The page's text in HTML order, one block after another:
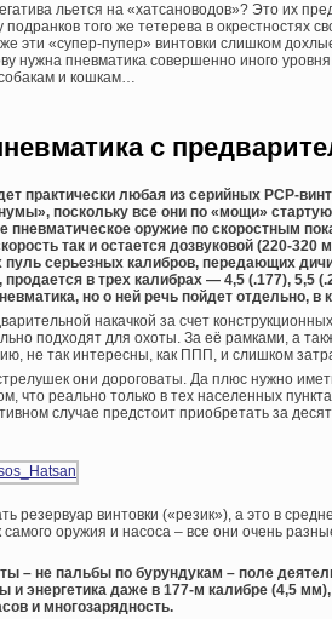
льется на «хатсановодов»? Это их
подранков того же тетерева в окрестностях
эти «супер-пупер» винтовки слишком
нужна пневматика совершенно иного
и кошкам…
с
практически любая из серийных PCP-
поскольку все они по «мощи»
пневматическое оружие по скоростным
так и остается дозвуковой (220-320
серьезных калибров, передающих
продается в трех калибрах — 4,5 (.177), 5,5
но о ней речь пойдет отдельно, в
накачкой за счет
подходят для охоты. За её рамками, а
не так интересны, как ППП, и слишком
они дороговаты. Да плюс нужно
что реально только в тех населенных
случае предстоит приобретать за
резервуар винтовки («резик»), а это в
самого оружия и насоса – все они очень
– не пальбы по бурундукам – поле
и энергетика даже в 177-м калибре (4,5
и многозарядность.